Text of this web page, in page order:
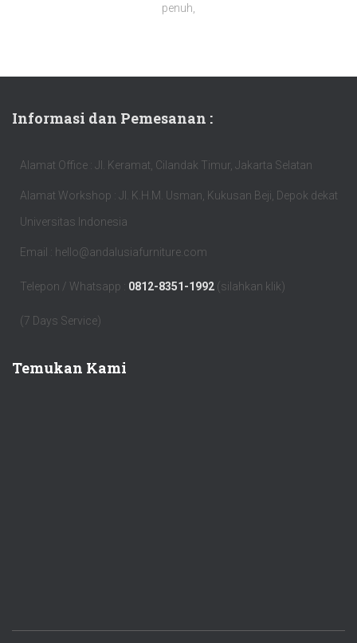
penuh,
Informasi dan Pemesanan :
Alamat Office : Jl. Keramat, Cilandak Timur, Jakarta Selatan
Alamat Workshop : Jl. K.H.M. Usman, Kukusan Beji, Depok dekat
Universitas Indonesia
Email : hello@andalusiafurniture.com
Telepon / Whatsapp : 0812-8351-1992 (silahkan klik)
(7 Days Service)
Temukan Kami